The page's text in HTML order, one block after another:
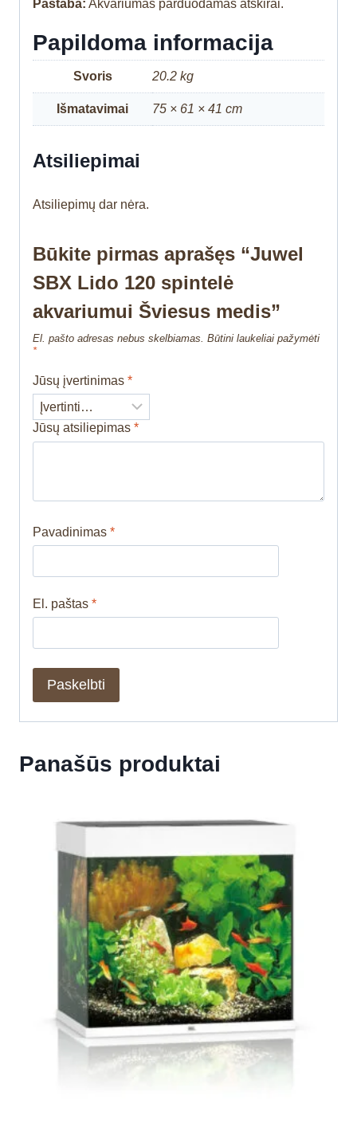
Pastaba: Akvariumas parduodamas atskirai.
Papildoma informacija
Svoris 20.2 kg
Išmatavimai 75 × 61 × 41 cm
Atsiliepimai
Atsiliepimų dar nėra.
Būkite pirmas aprašęs “Juwel
SBX Lido 120 spintelė
akvariumui Šviesus medis”
El. pašto adresas nebus skelbiamas. Būtini laukeliai pažymėti
*
Jūsų įvertinimas *
Jūsų atsiliepimas *
Pavadinimas *
El. paštas *
Panašūs produktai